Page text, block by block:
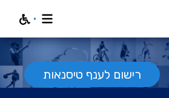
רישום לענף טיסנאות